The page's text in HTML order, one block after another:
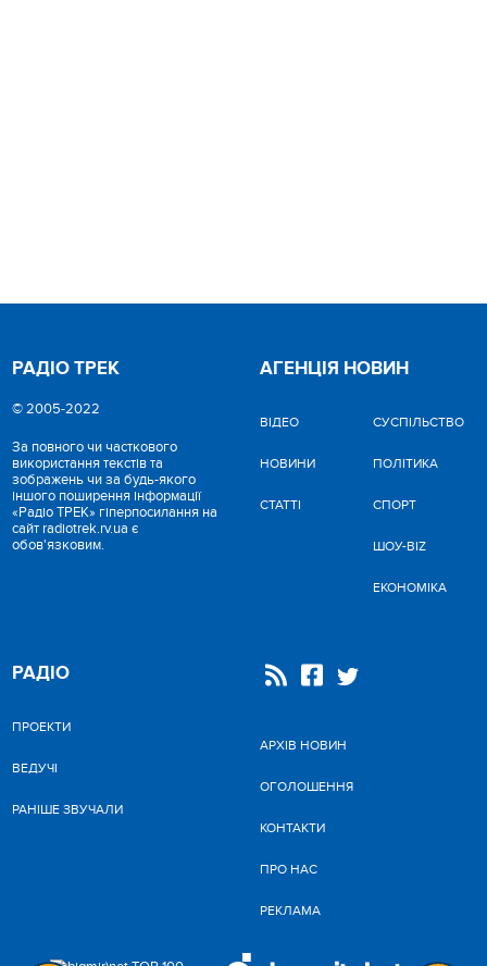
РАДІО ТРЕК
© 2005-2022
За повного чи часткового
використання текстів та
зображень чи за будь-якого
іншого поширення інформації
«Радіо ТРЕК» гіперпосилання на
сайт radiotrek.rv.ua є
обов'язковим.
АГЕНЦІЯ НОВИН
ВІДЕО
НОВИНИ
СТАТТІ
CУСПІЛЬСТВО
ПОЛІТИКА
СПОРТ
ШОУ-BIZ
ЕКОНОМІКА
РАДІО
ПРОЕКТИ
ВЕДУЧІ
РАНІШЕ ЗВУЧАЛИ
АРХІВ НОВИН
ОГОЛОШЕННЯ
КОНТАКТИ
ПРО НАС
РЕКЛАМА